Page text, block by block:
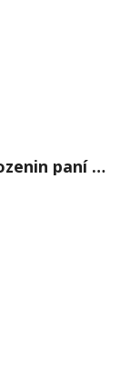
Oslava 101. narozenin paní Věry Skořepové